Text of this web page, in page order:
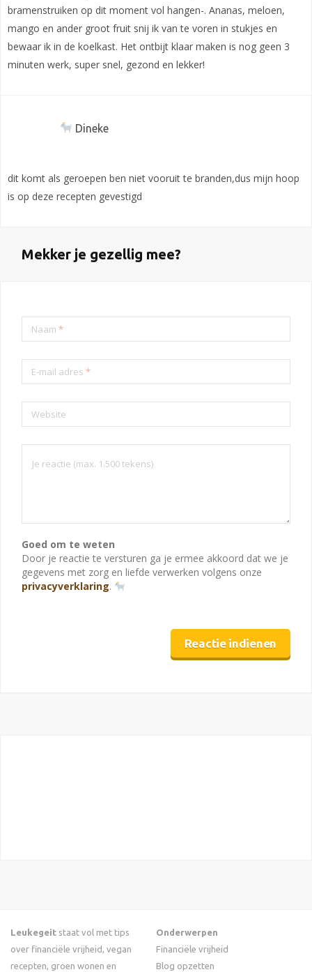
bramenstruiken op dit moment vol hangen-. Ananas, meloen,
mango en ander groot fruit snij ik van te voren in stukjes en
bewaar ik in de koelkast. Het ontbijt klaar maken is nog geen 3
minuten werk, super snel, gezond en lekker!
Dineke
dit komt als geroepen ben niet vooruit te branden,dus mijn hoop
is op deze recepten gevestigd
Mekker je gezellig mee?
Naam *
E-mail adres *
Website
Goed om te weten
Door je reactie te versturen ga je ermee akkoord dat we je
gegevens met zorg en liefde verwerken volgens onze
privacyverklaring.
Leukegeit staat vol met tips
over financiële vrijheid, vegan
recepten, groen wonen en
Onderwerpen
Financiële vrijheid
Blog opzetten